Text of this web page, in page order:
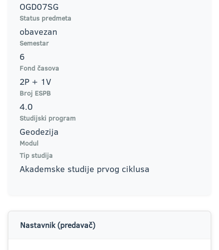
OGD07SG
Status predmeta
obavezan
Semestar
6
Fond časova
2P + 1V
Broj ESPB
4.0
Studijski program
Geodezija
Modul
Tip studija
Akademske studije prvog ciklusa
Nastavnik (predavač)